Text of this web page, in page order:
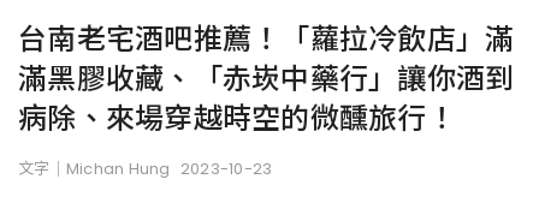
台南老宅酒吧推薦！「蘿拉冷飲店」滿
滿黑膠收藏、「赤崁中藥行」讓你酒到
病除、來場穿越時空的微醺旅行！
文字｜Michan Hung 2023-10-23